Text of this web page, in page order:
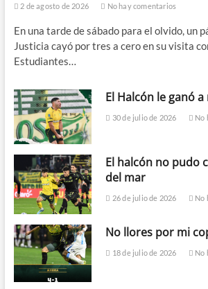
2 de agosto de 2026 No hay comentarios
En una tarde de sábado para el olvido, un
Justicia cayó por tres a cero en su visita
Estudiantes…
El Halcón le ganó
30 de julio de 2026 No
El halcón no pudo
del mar
26 de julio de 2026 No
No llores por mi
18 de julio de 2026 No